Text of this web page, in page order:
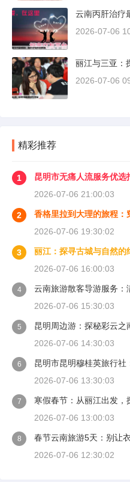
云南丙肝治疗
2026-07-06
丽江与三亚：
2026-07-06
精彩推荐
1
昆明市无痛人流服务优
2026-07-06 21:00:03
2
香格里拉到大理的旅程：
2026-07-06 19:30:02
3
丽江：探寻古城与自然的
2026-07-06 16:00:03
4
云南旅游散客导游服务
2026-07-06 15:30:03
5
昆明周边游：探秘彩云之
2026-07-06 14:30:03
6
昆明市昆明穆桂英旅行
2026-07-06 13:30:03
7
寒假春节：从丽江出发，
2026-07-06 13:00:03
8
春节云南旅游5天：别让
2026-07-06 12:30:02